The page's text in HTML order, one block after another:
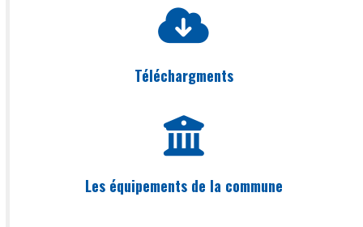
Téléchargments
Les équipements de la commune